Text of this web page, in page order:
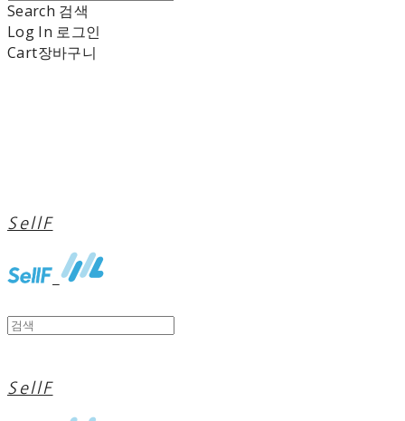
Search 검색
Log In 로그인
Cart장바구니
SellF
SellF